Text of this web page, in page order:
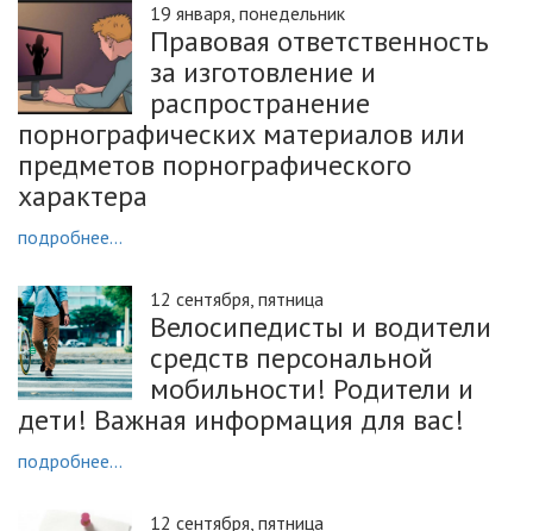
19 января, понедельник
Правовая ответственность
за изготовление и
распространение
порнографических материалов или
предметов порнографического
характера
подробнее...
12 сентября, пятница
Велосипедисты и водители
средств персональной
мобильности! Родители и
дети! Важная информация для вас!
подробнее...
12 сентября, пятница